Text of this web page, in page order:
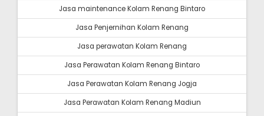
Jasa maintenance Kolam Renang Bintaro
Jasa Penjernihan Kolam Renang
Jasa perawatan Kolam Renang
Jasa Perawatan Kolam Renang Bintaro
Jasa Perawatan Kolam Renang Jogja
Jasa Perawatan Kolam Renang Madiun